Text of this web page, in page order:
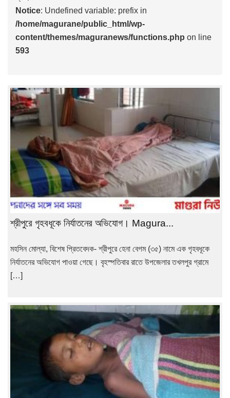
Notice: Undefined variable: prefix in
/home/magurane/public_html/wp-
content/themes/maguranews/functions.php on line
593
শ্রীপুরে গৃহবধূকে নির্যাতনের অভিযোগ। Magura...
মহসিন মোল্যা, বিশেষ প্রিতবেদক- শ্রীপুরে হেনা বেগম (৩৫) নামে এক গৃহবধূকে
নির্যাতনের অভিযোগ পাওয়া গেছে। বৃহস্পতিবার রাতে উপজেলার তখলপুর গ্রামে
[…]